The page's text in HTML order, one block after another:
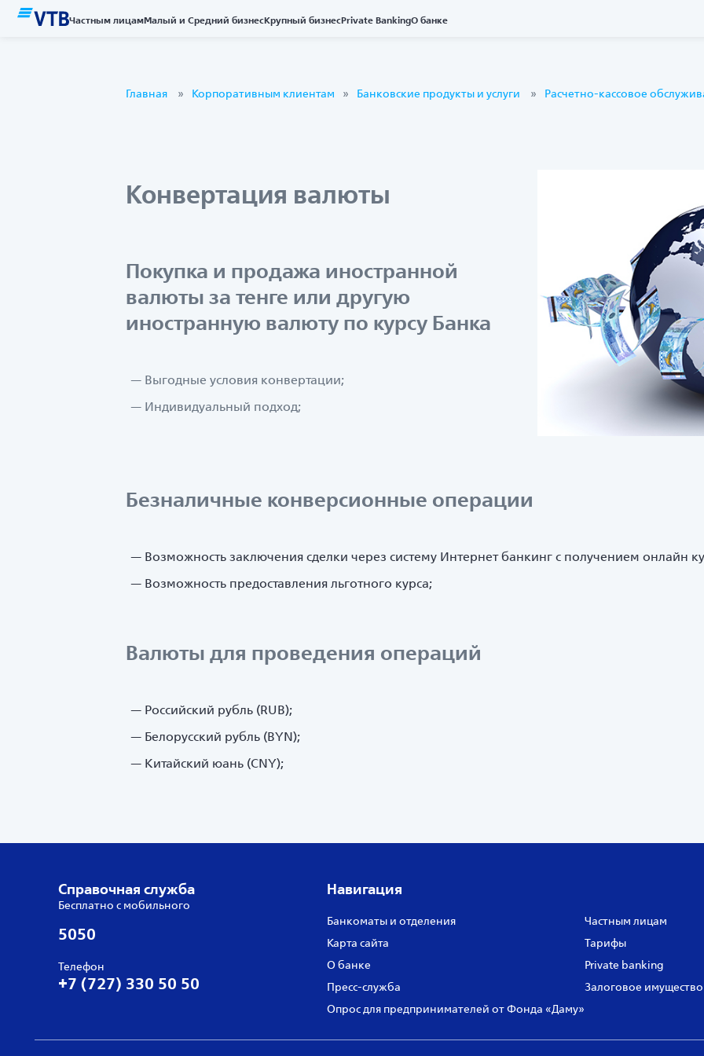
Частным лицамМалый и Средний бизнесКрупный бизнесPrivate BankingО банке
Главная Корпоративным клиентам Банковские продукты и услуги Расчетно-кассовое
Конвертация валюты
Покупка и продажа иностранной
валюты за тенге или другую
иностранную валюту по курсу Банка
Выгодные условия конвертации;
Индивидуальный подход;
Безналичные конверсионные операции
Возможность заключения сделки через систему Интернет банкинг с получением онлайн
Возможность предоставления льготного курса;
Валюты для проведения операций
Российский рубль (RUB);
Белорусский рубль (BYN);
Китайский юань (CNY);
Справочная служба
Бесплатно с мобильного
5050
Телефон
+7 (727) 330 50 50
Навигация
Банкоматы и отделения
Карта сайта
О банке
Пресс‑служба
Опрос для предпринимателей от Фонда «Даму»
Частным лицам
Тарифы
Private banking
Залоговое имущество